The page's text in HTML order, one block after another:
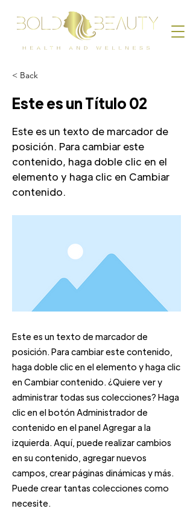
< Back
Este es un Título 02
Este es un texto de marcador de
posición. Para cambiar este
contenido, haga doble clic en el
elemento y haga clic en Cambiar
contenido.
Este es un texto de marcador de
posición. Para cambiar este contenido,
haga doble clic en el elemento y haga clic
en Cambiar contenido. ¿Quiere ver y
administrar todas sus colecciones? Haga
clic en el botón Administrador de
contenido en el panel Agregar a la
izquierda. Aquí, puede realizar cambios
en su contenido, agregar nuevos
campos, crear páginas dinámicas y más.
Puede crear tantas colecciones como
necesite.